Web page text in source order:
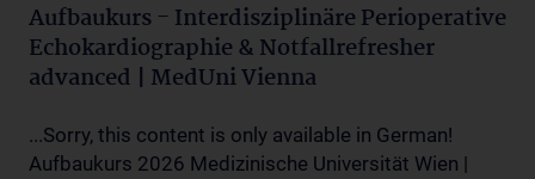
Aufbaukurs - Interdisziplinäre Perioperative
Echokardiographie & Notfallrefresher
advanced | MedUni Vienna
...Sorry, this content is only available in German!
Aufbaukurs 2026 Medizinische Universität Wien |